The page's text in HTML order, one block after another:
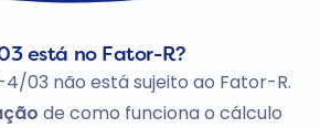
está no Fator-R?
4/03 não está sujeito ao Fator-R.
de como funciona o cálculo